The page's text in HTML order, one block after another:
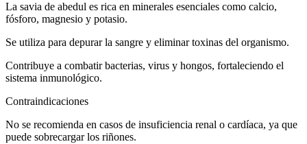
La savia de abedul es rica en minerales esenciales como calcio,
fósforo, magnesio y potasio.
Se utiliza para depurar la sangre y eliminar toxinas del organismo.
Contribuye a combatir bacterias, virus y hongos, fortaleciendo el
sistema inmunológico.
Contraindicaciones
No se recomienda en casos de insuficiencia renal o cardíaca, ya que
puede sobrecargar los riñones.